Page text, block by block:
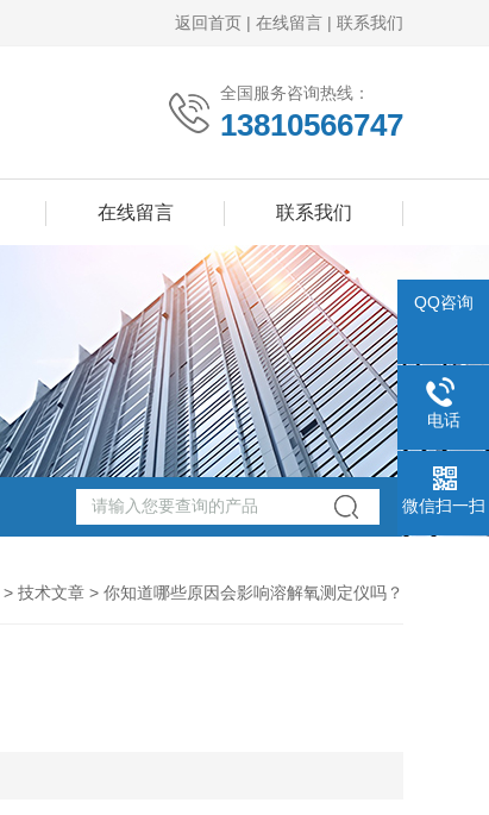
返回首页 | 在线留言 | 联系我们
全国服务咨询热线：
13810566747
在线留言 联系我们
> 技术文章 > 你知道哪些原因会影响溶解氧测定仪吗？
QQ咨询
电话
微信扫一扫